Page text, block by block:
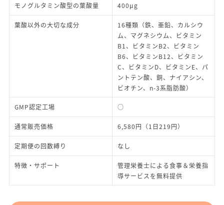
モノグルタミン酸型の葉酸量 400μg
葉酸以外の大切な成分
16種類（鉄、亜鉛、カルシウ
ム、マグネシウム、ビタミン
B1、ビタミンB2、ビタミン
B6、ビタミンB12、ビタミン
C、ビタミンD、ビタミンE、パ
ントテン酸、銅、ナイアシン、
ビオチン、n-3系脂肪酸）
GMP認定工場 ○
通常販売価格 6,580円（1日219円）
定期便の回数縛り なし
特徴・サポート
管理栄養士による食事＆栄養指
導サービスを無料提供